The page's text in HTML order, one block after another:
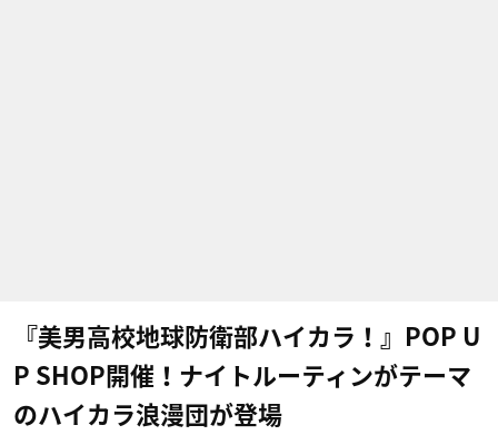
『美男高校地球防衛部ハイカラ！』POP U
P SHOP開催！ナイトルーティンがテーマ
のハイカラ浪漫団が登場